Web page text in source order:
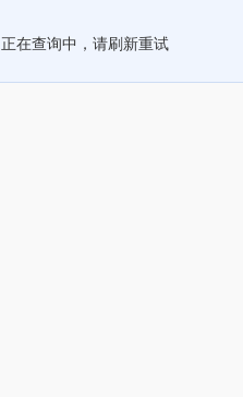
正在查询中，请刷新重试